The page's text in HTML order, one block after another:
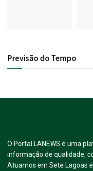
Previsão do Tempo
O Portal LANEWS é uma
informação de qualidade,
Atuamos em Sete Lagoas